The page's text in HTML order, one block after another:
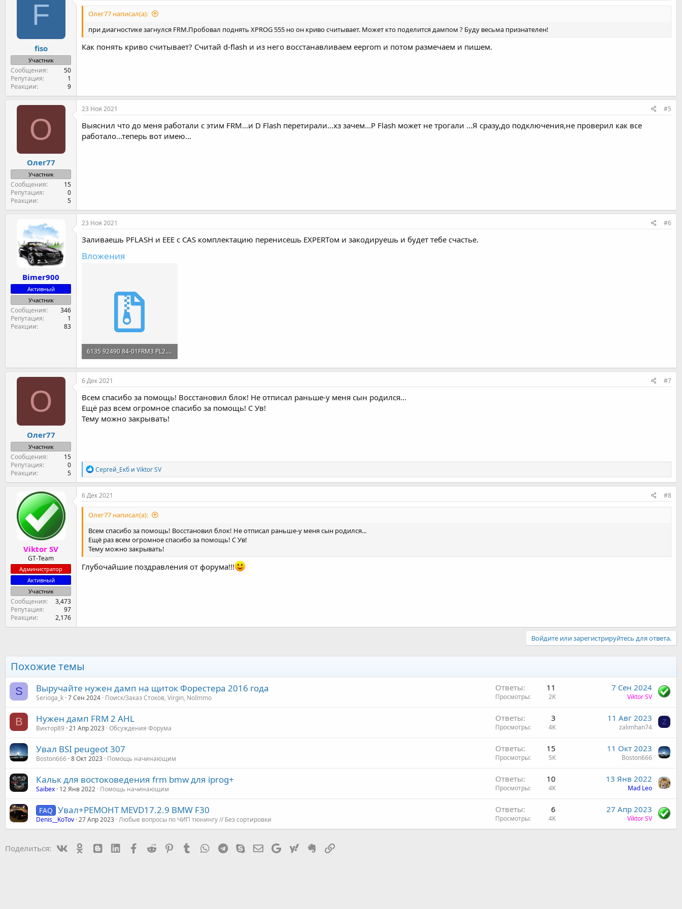
F
fiso
Участник
Сообщения
50
Репутация
1
Реакции
9
Олег77 написал(а):
при диагностике загнулся FRM.Пробовал поднять XPROG 555 но он криво считывает. Может кто поделится дампом ? Буду весьма признателен!
Как понять криво считывает? Считай d-flash и из него восстанавливаем eeprom и потом размечаем и пишем.
О
Олег77
Участник
Сообщения
15
Репутация
0
Реакции
5
23 Ноя 2021 #5
Выяснил что до меня работали с этим FRM...и D Flash перетирали...хз зачем...P Flash может не трогали ...Я сразу,до подключения,не проверил как все
работало...теперь вот имею...
Bimer900
Активный
Участник
Сообщения
346
Репутация
1
Реакции
83
23 Ноя 2021 #6
Заливаешь PFLASH и EEE с CAS комплектацию перенисешь EXPERTом и закодируешь и будет тебе счастье.
Вложения
6135 92490 84-01FRM3 PL2.rar
664.2 KB · Просмотры: 29
О
Олег77
Участник
Сообщения
15
Репутация
0
Реакции
5
6 Дек 2021 #7
Всем спасибо за помощь! Восстановил блок! Не отписал раньше-у меня сын родился...
Ещё раз всем огромное спасибо за помощь! С Ув!
Тему можно закрывать!
Р
е
а
к
и
Сергей_Екб и Viktor SV
Viktor SV
GT-Team
Администратор
Активный
Участник
Сообщения
3,473
Репутация
97
Реакции
2,176
6 Дек 2021 #8
Олег77 написал(а):
Всем спасибо за помощь! Восстановил блок! Не отписал раньше-у меня сын родился...
Ещё раз всем огромное спасибо за помощь! С Ув!
Тему можно закрывать!
Глубочайшие поздравления от форума!!!
Войдите или зарегистрируйтесь для ответа.
Похожие темы
S Выручайте нужен дамп на щиток Форестера 2016 года
Serioga_k 7 Сен 2024 Поиск/Заказ Стоков, Virgin, NoImmo
Ответы 11
Просмотры 2K
7 Сен 2024
Viktor SV
В Нужен дамп FRM 2 AHL
Виктор89 21 Апр 2023 Обсуждения Форума
Ответы 3
Просмотры 4K
11 Авг 2023
zalimhan74
Z
Увал BSI peugeot 307
Boston666 8 Окт 2023 Помощь начинающим
Ответы 15
Просмотры 5K
11 Окт 2023
Boston666
Кальк для востоковедения frm bmw для iprog+
Saibex 12 Янв 2022 Помощь начинающим
Ответы 10
Просмотры 4K
13 Янв 2022
Mad Leo
FAQ Увал+РЕМОНТ MEVD17.2.9 BMW F30
Denis__KoTov 27 Апр 2023 Любые вопросы по ЧИП тюнингу // Без сортировки
Ответы 6
Просмотры 4K
27 Апр 2023
Viktor SV
Поделиться: Vk Ok mes_blogger
Linked InFacebook
Reddit PinterestTumblr WhatsAppTelegram
Skype Эл. почта
Google Yahoo Evernote